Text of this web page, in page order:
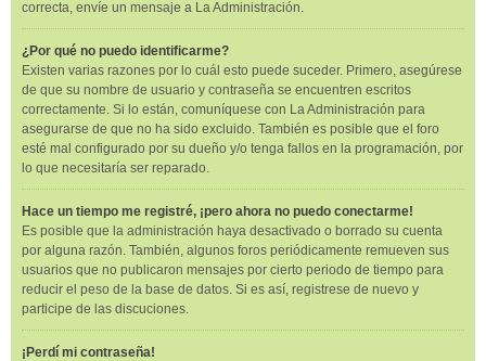
correcta, envíe un mensaje a La Administración.
¿Por qué no puedo identificarme?
Existen varias razones por lo cuál esto puede suceder. Primero, asegúrese
de que su nombre de usuario y contraseña se encuentren escritos
correctamente. Si lo están, comuníquese con La Administración para
asegurarse de que no ha sido excluido. También es posible que el foro
esté mal configurado por su dueño y/o tenga fallos en la programación, por
lo que necesitaría ser reparado.
Hace un tiempo me registré, ¡pero ahora no puedo conectarme!
Es posible que la administración haya desactivado o borrado su cuenta
por alguna razón. También, algunos foros periódicamente remueven sus
usuarios que no publicaron mensajes por cierto periodo de tiempo para
reducir el peso de la base de datos. Si es así, registrese de nuevo y
participe de las discuciones.
¡Perdí mi contraseña!